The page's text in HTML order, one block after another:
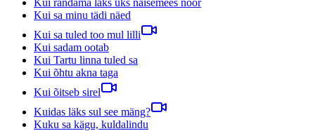
Kui sa minu tädi näed
Kui sa tuled too mul lilli
Kui sadam ootab
Kui Tartu linna tuled sa
Kui õhtu akna taga
Kui õitseb sirel
Kuidas läks sul see mäng?
Kuku sa kägu, kuldalindu